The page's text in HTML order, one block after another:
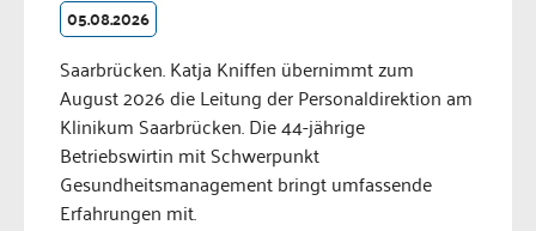
05.08.2026
Saarbrücken. Katja Kniffen übernimmt zum
August 2026 die Leitung der Personaldirektion am
Klinikum Saarbrücken. Die 44-jährige
Betriebswirtin mit Schwerpunkt
Gesundheitsmanagement bringt umfassende
Erfahrungen mit.